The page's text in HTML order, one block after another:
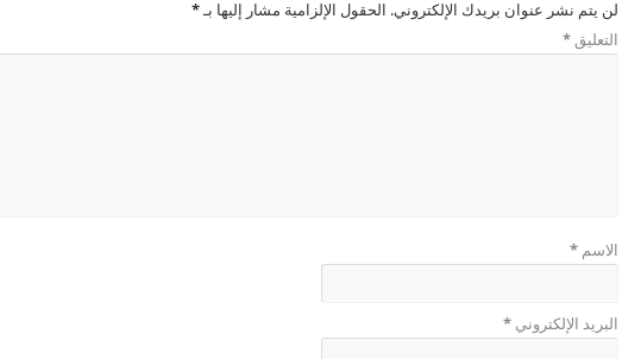
لن يتم نشر عنوان بريدك الإلكتروني. الحقول الإلزامية مشار إليها بـ*
التعليق *
الاسم *
البريد الإلكتروني *